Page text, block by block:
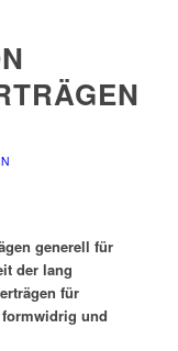
generell für
der lang
für
und